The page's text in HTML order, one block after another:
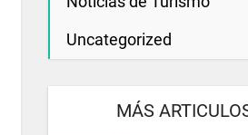
Uncategorized
MÁS